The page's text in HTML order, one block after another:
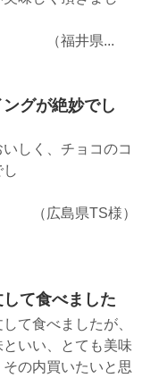
県...
グが絶妙でし
しく、チョコのコ
TS様）
て食べました
て食べましたが、
いい、とても美味
の内買いたいと思